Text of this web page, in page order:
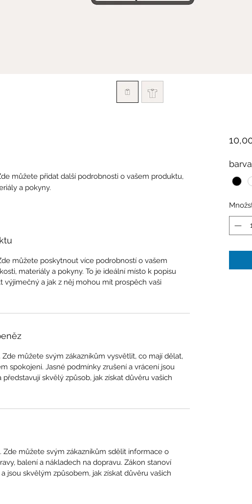
můžete přidat další podrobnosti o vašem produktu,
a pokyny.
můžete poskytnout více podrobností o vašem
materiály a pokyny. To je ideální místo k popisu
výjimečný a jak z něj mohou mít prospěch vaši
můžete svým zákazníkům vysvětlit, co mají dělat,
spokojeni. Jasné podmínky zrušení a vrácení jsou
skvělý způsob, jak získat důvěru vašich
Zde můžete svým zákazníkům sdělit informace o
balení a nákladech na dopravu. Zákon stanoví
jsou skvělým způsobem, jak získat důvěru vašich
barva